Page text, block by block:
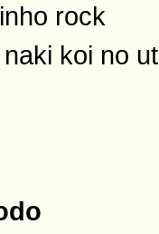
rock
koi no